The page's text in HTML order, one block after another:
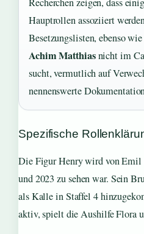
Hauptrollen assoziiert
Besetzungslisten, ebenso
Achim Matthiasnicht im
sucht, vermutlich auf
nennenswerte
Spezifische
Die Figur Henry wird von Emil
und 2023 zu sehen war. Sein
als Kalle in Staffel 4
aktiv, spielt die Aushilfe Flora